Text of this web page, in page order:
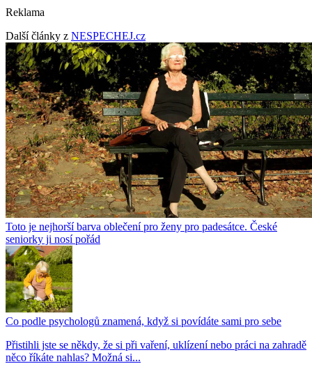
Reklama
Další články z NESPECHEJ.cz
Toto je nejhorší barva oblečení pro ženy pro padesátce. České
seniorky ji nosí pořád
Co podle psychologů znamená, když si povídáte sami pro sebe
Přistihli jste se někdy, že si při vaření, uklízení nebo práci na zahradě
něco říkáte nahlas? Možná si...